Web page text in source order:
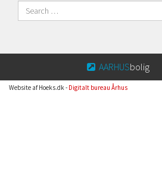
 AARHUSbolig
Website af Hoeks.dk - Digitalt bureau Århus